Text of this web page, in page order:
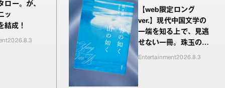
ロー。が、
ッ
結成！
2026.8.3
【web限定ロング
ver.】現代中国文学の
一端を知る上で、見逃
せない一冊。珠玉の編
が並ぶ『雪の如く山の
Entertainment2026.8.3